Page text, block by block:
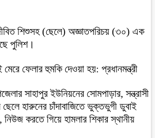
শিশুসহ (ছেলে) অজ্ঞাতপরিচয় (৩০) এক
পুলিশ।
মেরে ফেলার হুমকি দেওয়া হয়: প্রধানমন্ত্রী
সাহাপুর ইউনিয়নের সোমপাড়ার, সন্ত্রাসী
ছেলে হারুনের চাঁদাবাজিতে ভুক্তভুগী ডুবাই
করতে গিয়ে হামলার শিকার স্থানীয়